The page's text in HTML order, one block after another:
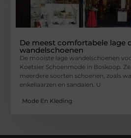
De meest comfortabele lage
wandelschoenen
De mooiste lage wandelschoenen
Koetsier Schoenmode in Boskoop.
meerdere soorten schoenen, zoals
enkellaarzen en sandalen. U
Mode En Kleding